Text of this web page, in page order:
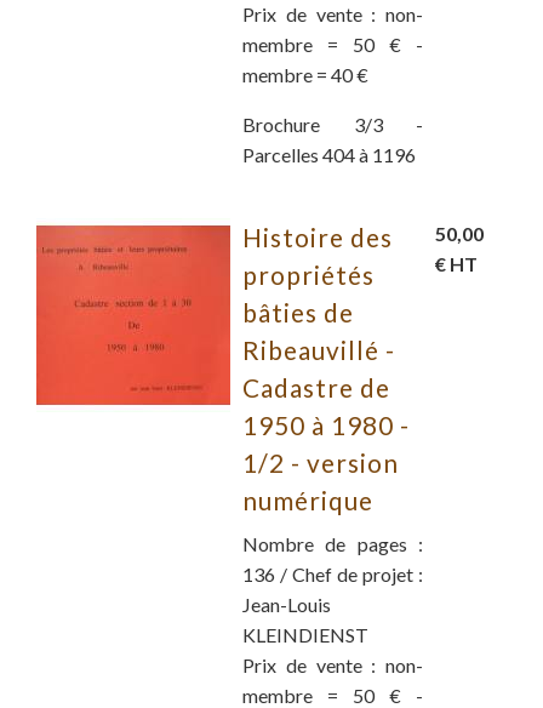
Prix de vente : non-
membre = 50 € -
membre = 40 €
Brochure 3/3 -
Parcelles 404 à 1196
Histoire des
propriétés
bâties de
Ribeauvillé -
Cadastre de
1950 à 1980 -
1/2 - version
numérique
Nombre de pages :
136 / Chef de projet :
Jean-Louis
KLEINDIENST
Prix de vente : non-
membre = 50 € -
50,00
€ HT